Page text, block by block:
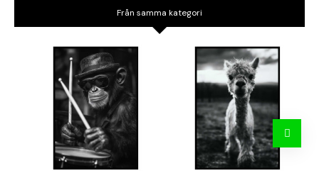
Från samma kategori